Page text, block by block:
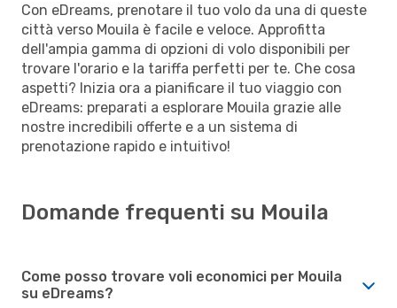
Con eDreams, prenotare il tuo volo da una di queste
città verso Mouila è facile e veloce. Approfitta
dell'ampia gamma di opzioni di volo disponibili per
trovare l'orario e la tariffa perfetti per te. Che cosa
aspetti? Inizia ora a pianificare il tuo viaggio con
eDreams: preparati a esplorare Mouila grazie alle
nostre incredibili offerte e a un sistema di
prenotazione rapido e intuitivo!
Domande frequenti su Mouila
Come posso trovare voli economici per Mouila
su eDreams?